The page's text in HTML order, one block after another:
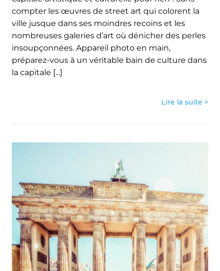
compter les œuvres de street art qui colorent la
ville jusque dans ses moindres recoins et les
nombreuses galeries d’art où dénicher des perles
insoupçonnées. Appareil photo en main,
préparez-vous à un véritable bain de culture dans
la capitale [...]
Lire la suite >